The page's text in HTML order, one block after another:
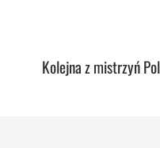
Kolejna z mistrzyń